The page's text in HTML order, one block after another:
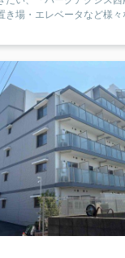
き場・エレベータなど様